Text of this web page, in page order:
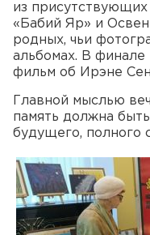
из присутствующих
«Бабий Яр» и
родных, чьи
альбомах. В финале
фильм об Ирэне
Главной мыслью
память должна
будущего, полного